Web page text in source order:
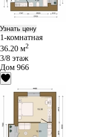
Узнать цену
1-комнатная
36.20 м2
3/8 этаж
Дом 966